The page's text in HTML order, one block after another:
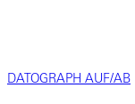
DATOGRAPH AUF/AB